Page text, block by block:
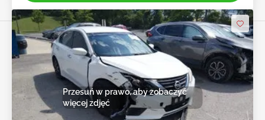
Przesuń w prawo, aby zobaczyć
więcej zdjęć